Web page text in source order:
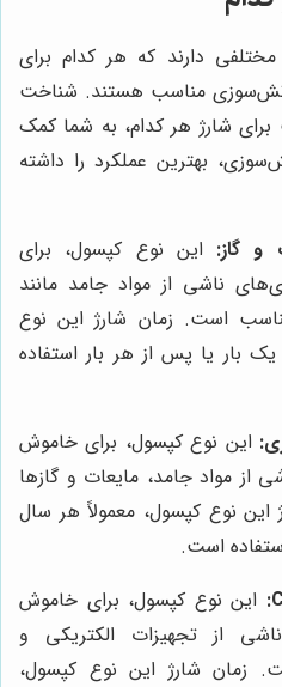
دارند که هر کدام برای
مناسب هستند. شناخت
شارژ هر کدام، به شما کمک
بهترین عملکرد را داشته
گاز: این نوع کپسول، برای
ناشی از مواد جامد مانند
است. زمان شارژ این نوع
بار یا پس از هر بار استفاده
این نوع کپسول، برای خاموش
مواد جامد، مایعات و گازها
نوع کپسول، معمولاً هر سال
است.
این نوع کپسول، برای خاموش
از تجهیزات الکتریکی و
زمان شارژ این نوع کپسول،